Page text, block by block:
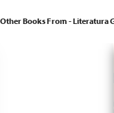
Other Books From - Literatura